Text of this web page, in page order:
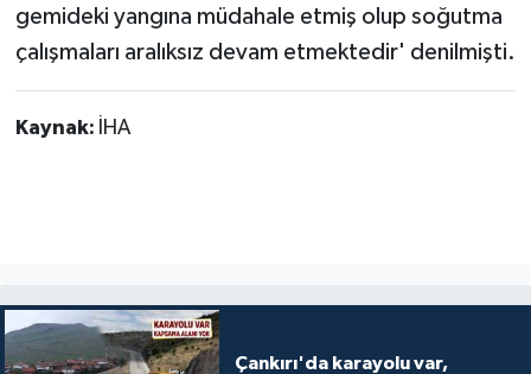
gemideki yangına müdahale etmiş olup soğutma
çalışmaları aralıksız devam etmektedir' denilmişti.
Kaynak: İHA
Çankırı'da karayolu var,